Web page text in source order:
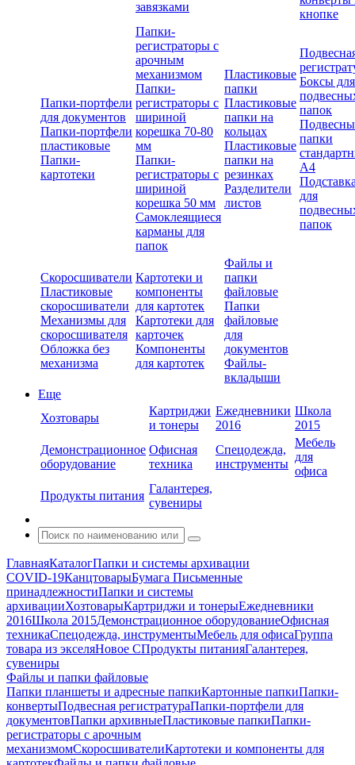
завязками
кнопке
Папки-портфели
для документов
Папки-портфели
пластиковые
Папки-
картотеки
Папки-
регистраторы с
арочным
механизмом
Папки-
регистраторы с
шириной
корешка 70-80
мм
Папки-
регистраторы с
шириной
корешка 50 мм
Самоклеящиеся
карманы для
папок
Пластиковые
папки
Пластиковые
папки на
кольцах
Пластиковые
папки на
резинках
Разделители
листов
Боксы для
папок
папки
А4
для
папок
Скоросшиватели
Пластиковые
скоросшиватели
Механизмы для
скоросшивателя
Обложка без
механизма
Картотеки и
компоненты
для картотек
Картотеки для
карточек
Компоненты
для картотек
Файлы и
папки
файловые
Папки
файловые
для
документов
Файлы-
вкладыши
Еще
Хозтовары
Картриджи
и тонеры
Ежедневники
2016
Школа
2015
Демонстрационное
оборудование
Офисная
техника
Спецодежда,
инструменты
Мебель
для
офиса
Продукты питания
Галантерея,
сувениры
ГлавнаяКаталогПапки и системы архивации
COVID-19КанцтоварыБумага Письменные
принадлежностиПапки и системы
архивацииХозтоварыКартриджи и тонерыЕжедневники
2016Школа 2015Демонстрационное оборудованиеОфисная
техникаСпецодежда, инструментыМебель для офисаГруппа
товара из экселяНовое СПродукты питанияГалантерея,
сувениры
Файлы и папки файловые
Папки планшеты и адресные папкиКартонные папкиПапки-
конвертыПодвесная регистратураПапки-портфели для
документовПапки архивныеПластиковые папкиПапки-
регистраторы с арочным
механизмомСкоросшивателиКартотеки и компоненты для